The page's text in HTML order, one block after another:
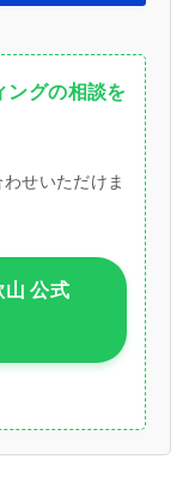
ングの相談を
せいただけま
山 公式